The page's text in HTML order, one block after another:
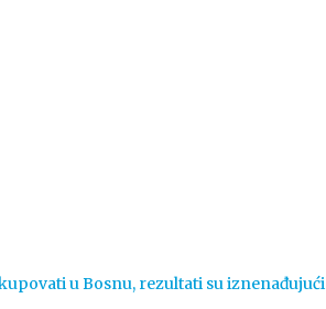
u Bosnu, rezultati su iznenađujući